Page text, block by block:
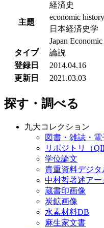
主題
経済史
economic history
日本経済史学
Japan
タイプ
論説
登録日
2014.04.16
更新日
2021.03.03
探す・調べる
九大コレクション
図書・雑誌・
リポジトリ（
学位論文
貴重資料デジ
中村哲著述アー
蔵書印画像
炭鉱画像
水素材料DB
麻生家文書